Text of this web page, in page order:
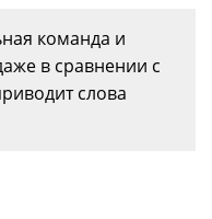
команда и
в сравнении с
слова